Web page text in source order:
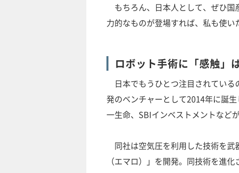
もちろん、日本人として、ぜひ国
力的なものが登場すれば、私も使い
ロボット手術に「感触」
日本でもうひとつ注目されている
発のベンチャーとして2014年に誕
一生命、SBIインベストメントなど
同社は空気圧を利用した技術を武
（エマロ）」を開発。同技術を進